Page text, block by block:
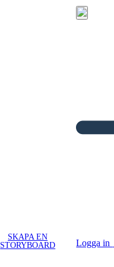
SKAPA EN
STORYBOARD
Logga in